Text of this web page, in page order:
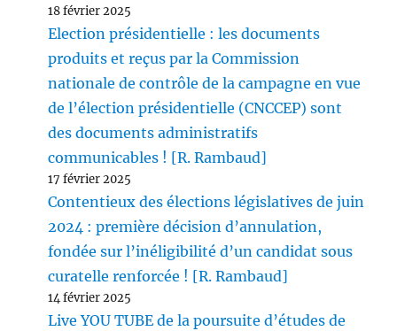
18 février 2025
Election présidentielle : les documents
produits et reçus par la Commission
nationale de contrôle de la campagne en vue
de l’élection présidentielle (CNCCEP) sont
des documents administratifs
communicables ! [R. Rambaud]
17 février 2025
Contentieux des élections législatives de juin
2024 : première décision d’annulation,
fondée sur l’inéligibilité d’un candidat sous
curatelle renforcée ! [R. Rambaud]
14 février 2025
Live YOU TUBE de la poursuite d’études de